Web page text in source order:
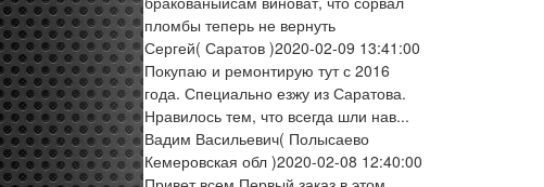
пломбы теперь не вернуть
Сергей( Саратов )2020-02-09 13:41:00
Покупаю и ремонтирую тут с 2016
года. Специально езжу из Саратова.
Нравилось тем, что всегда шли нав...
Вадим Васильевич( Полысаево
Кемеровская обл )2020-02-08 12:40:00